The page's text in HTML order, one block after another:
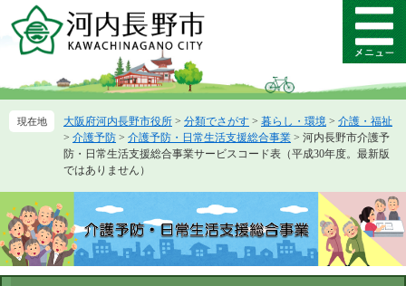
ー
先
ニ
を
へ
メ
ニ
ー
大阪府河内長野市役所 > 分類でさがす > 暮らし・環境 > 介護・福祉
> 介護予防 > 介護予防・日常生活支援総合事業 > 河内長野市介護予
防・日常生活支援総合事業サービスコード表（平成30年度。最新版
ではありません）